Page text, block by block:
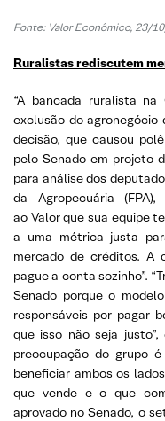
Fonte: Valor Econômico, 23/
Ruralistas rediscutem
“A bancada ruralista
exclusão do agronegócio
decisão, que causou
pelo Senado em projeto
para análise dos
da Agropecuária
ao Valor que sua equipe
a uma métrica justa
mercado de créditos. A
pague a conta sozinho”.
Senado porque o
responsáveis por pagar
que isso não seja
preocupação do grupo
beneficiar ambos os
que vende e o que
aprovado no Senado, o